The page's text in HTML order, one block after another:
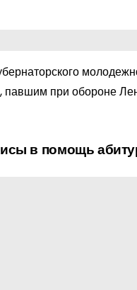
павшим при обороне
в помощь